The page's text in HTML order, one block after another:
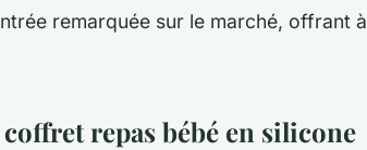
remarquée sur le marché, offrant à
repas bébé en silicone